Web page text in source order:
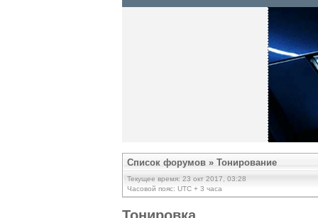
Список форумов » Тонирование
Текущее время: 23 окт 2017, 03:28
Часовой пояс: UTC + 3 часа